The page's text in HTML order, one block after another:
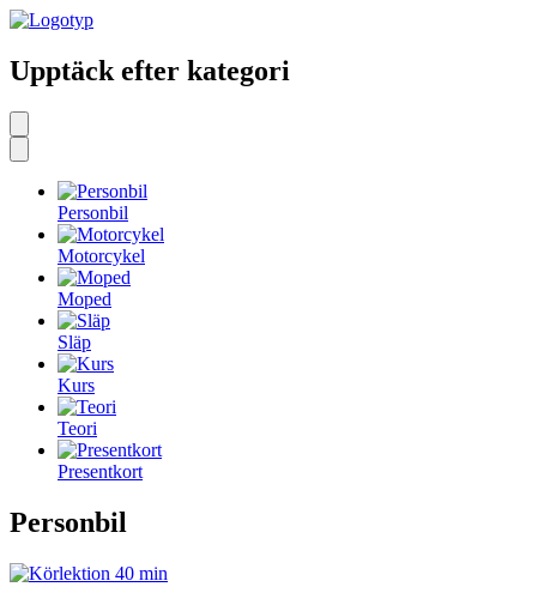
Upptäck efter kategori
Personbil
Motorcykel
Moped
Släp
Kurs
Teori
Presentkort
Personbil